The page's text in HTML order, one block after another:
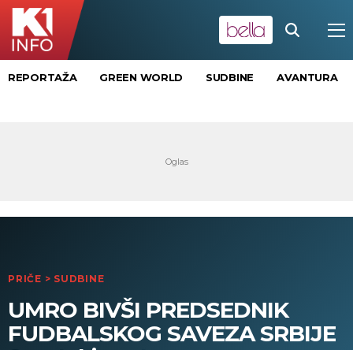
REPORTAŽA GREEN WORLD SUDBINE AVANTURA
PRIČE > SUDBINE
UMRO BIVŠI PREDSEDNIK
FUDBALSKOG SAVEZA SRBIJE